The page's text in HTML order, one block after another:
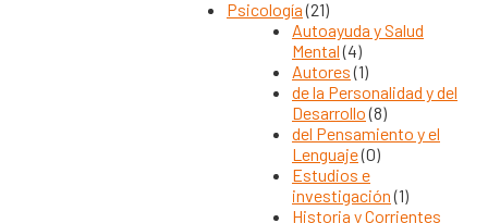
Psicología (21)
Autoayuda y Salud
Mental (4)
Autores (1)
de la Personalidad y del
Desarrollo (8)
del Pensamiento y el
Lenguaje(0)
Estudios e
investigación (1)
Historia y Corrientes